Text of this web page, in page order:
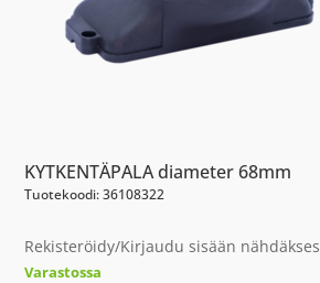
KYTKENTÄPALA diameter 68mm
Tuotekoodi: 36108322
Rekisteröidy/Kirjaudu sisään
Varastossa